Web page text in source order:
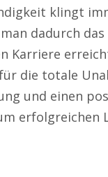
klingt
dadurch
Karriere
die totale
und einen
erfolgreichen